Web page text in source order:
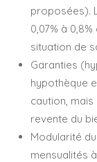
proposées).
0,07% à
situation de
Garanties
hypothèque
caution,
revente du
Modularité
mensualités